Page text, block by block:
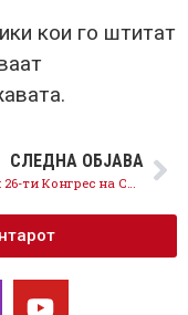
кои го штитат
СЛЕДНА ОБЈАВА
ВО ЖИВО: 26-ти Конгрес на СДСМ